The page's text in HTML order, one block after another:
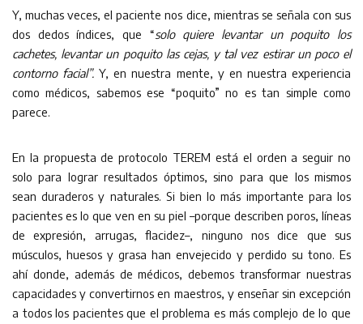
Y, muchas veces, el paciente nos dice, mientras se señala con sus
dos dedos índices, que “solo quiere levantar un poquito los
cachetes, levantar un poquito las cejas, y tal vez estirar un poco el
contorno facial”. Y, en nuestra mente, y en nuestra experiencia
como médicos, sabemos ese “poquito” no es tan simple como
parece.
En la propuesta de protocolo TEREM está el orden a seguir no
solo para lograr resultados óptimos, sino para que los mismos
sean duraderos y naturales. Si bien lo más importante para los
pacientes es lo que ven en su piel –porque describen poros, líneas
de expresión, arrugas, flacidez–, ninguno nos dice que sus
músculos, huesos y grasa han envejecido y perdido su tono. Es
ahí donde, además de médicos, debemos transformar nuestras
capacidades y convertirnos en maestros, y enseñar sin excepción
a todos los pacientes que el problema es más complejo de lo que